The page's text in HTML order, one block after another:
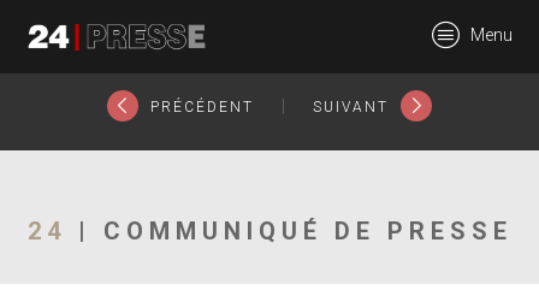
24Presse -
Communiqués de
Menu
PRÉCÉDENT SUIVANT
24 | COMMUNIQUÉ DE PRESSE